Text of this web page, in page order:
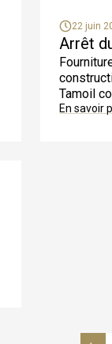
22 juin
Arrêt
Tamoil
En savoir